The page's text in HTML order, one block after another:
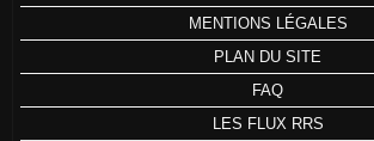
MENTIONS LÉGALES
PLAN DU SITE
FAQ
LES FLUX RRS